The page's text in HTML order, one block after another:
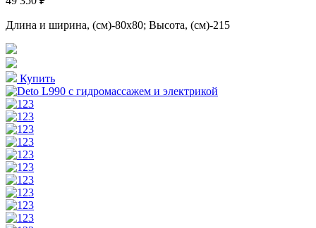
Длина и ширина, (см)-80x80; Высота, (см)-215
Купить